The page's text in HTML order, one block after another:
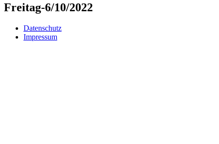
Freitag-6/10/2022
Datenschutz
Impressum